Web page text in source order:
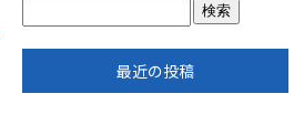
最近の投稿